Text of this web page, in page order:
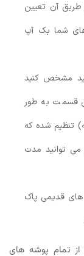
طریق آن تعیین
شما بک آپ
مشخص کنید
قسمت به طور
تنظیم شده که
توانید مدت
های قدیمی پاک
تمام پوشه های